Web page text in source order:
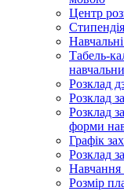
Центр
Стипендія
Табель-
Розклад
Розклад
Розклад
форми
Графік
Розклад
Навчання
Розмір